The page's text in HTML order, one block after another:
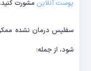
پوست آنلاین مشورت کنید.
سفلیس درمان نشده
شود، از جمله: